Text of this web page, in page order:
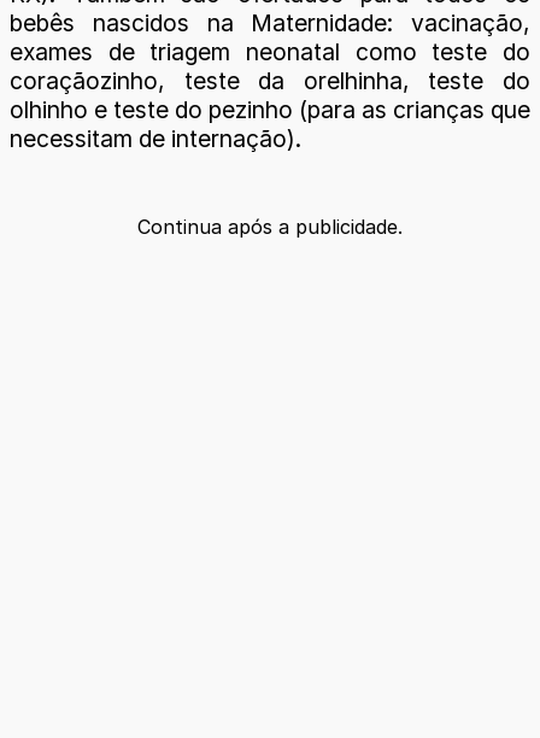
bebês nascidos na Maternidade: vacinação,
exames de triagem neonatal como teste do
coraçãozinho, teste da orelhinha, teste do
olhinho e teste do pezinho (para as crianças que
necessitam de internação).
Continua após a publicidade.